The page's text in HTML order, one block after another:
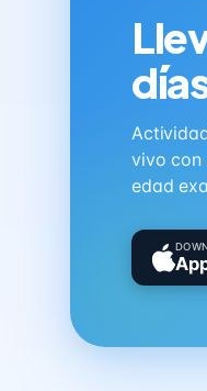
vivo con
edad